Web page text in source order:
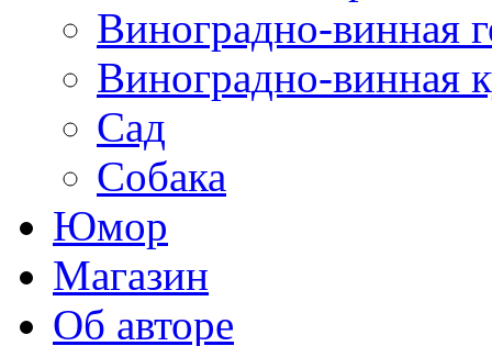
Виноградно-винная
Виноградно-винная
Сад
Собака
Юмор
Магазин
Об авторе